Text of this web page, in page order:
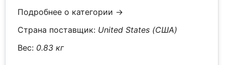
Подробнее о категории →
Страна поставщик: United States (США)
Вес: 0.83 кг